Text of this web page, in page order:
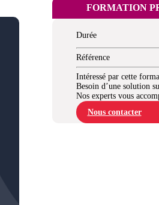
FORMATION
Durée
Référence
Intéressé par cette
Besoin d’une solution
Nos experts vous
Nous contacter